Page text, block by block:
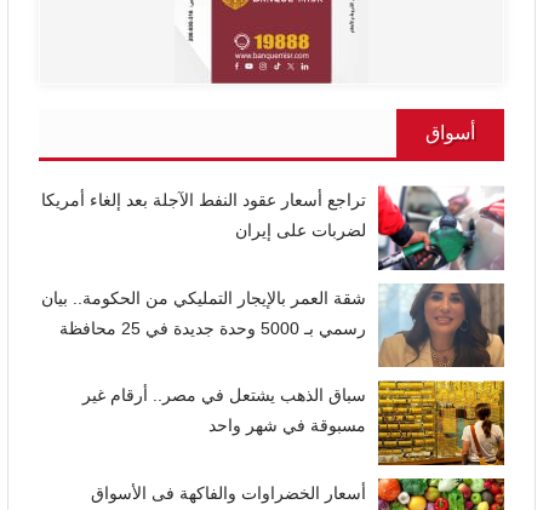
أسواق
تراجع أسعار عقود النفط الآجلة بعد إلغاء أمريكا
لضربات على إيران
شقة العمر بالإيجار التمليكي من الحكومة.. بيان
رسمي بـ 5000 وحدة جديدة في 25 محافظة
سباق الذهب يشتعل في مصر.. أرقام غير
مسبوقة في شهر واحد
أسعار الخضراوات والفاكهة فى الأسواق